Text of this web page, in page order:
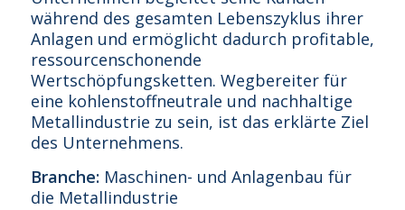
während des gesamten Lebenszyklus ihrer
Anlagen und ermöglicht dadurch profitable,
ressourcenschonende
Wertschöpfungsketten. Wegbereiter für
eine kohlenstoffneutrale und nachhaltige
Metallindustrie zu sein, ist das erklärte Ziel
des Unternehmens.
Branche: Maschinen- und Anlagenbau für
die Metallindustrie